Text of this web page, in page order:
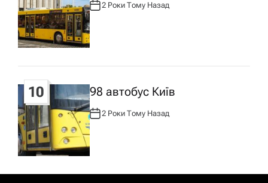
А
В
Т
О
Р
:
2 Роки Тому Назад
10 98 автобус Київ
А
В
Т
О
Р
:
2 Роки Тому Назад